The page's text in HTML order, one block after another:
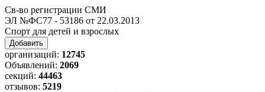
Св-во регистрации СМИ
ЭЛ №ФС77 - 53186 от 22.03.2013
Спорт для детей и взрослых
Добавить
организаций: 12745
Объявлений: 2069
секций: 44463
отзывов: 5219